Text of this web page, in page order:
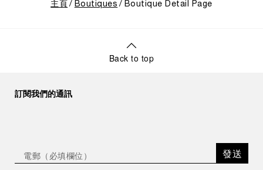
主頁 Boutiques Boutique Detail Page
Back to top
訂閱我們的通訊
發送